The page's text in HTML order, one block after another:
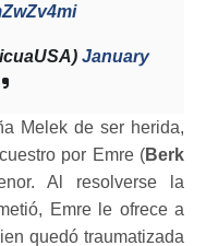
January
Melek de ser herida,
por Emre (Berk
Al resolverse la
Emre le ofrece a
quedó traumatizada